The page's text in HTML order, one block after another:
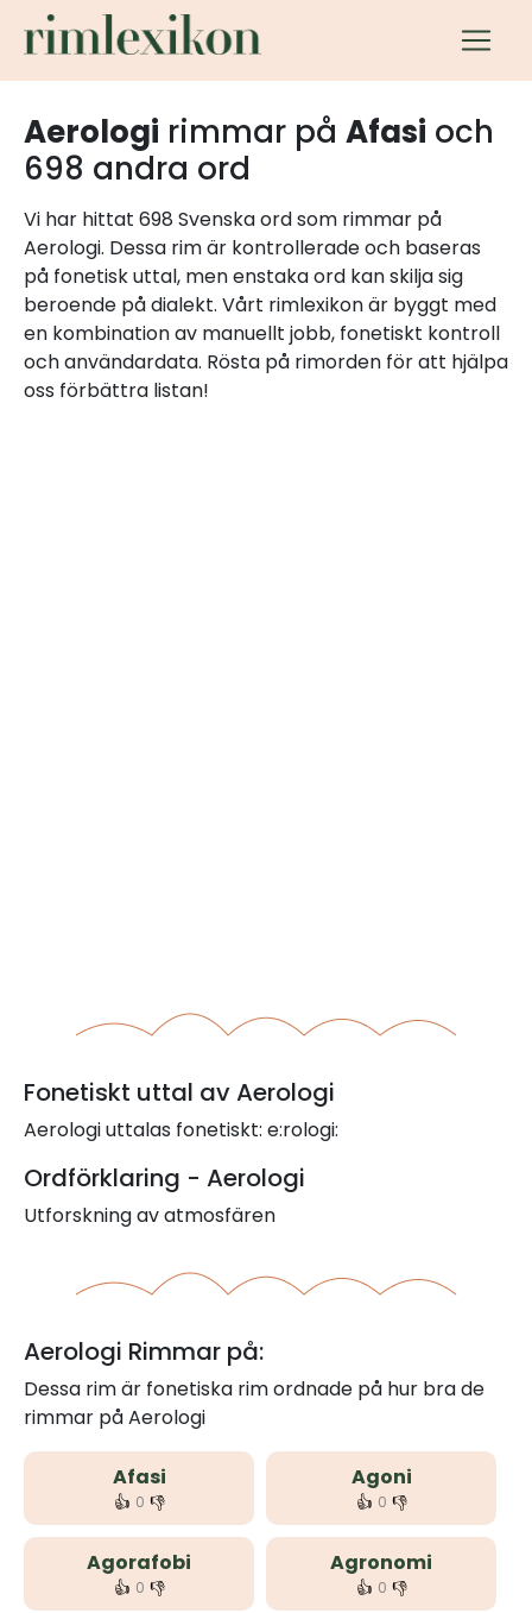
Aerologi rimmar på Afasi och
698 andra ord
Vi har hittat 698 Svenska ord som rimmar på
Aerologi. Dessa rim är kontrollerade och baseras
på fonetisk uttal, men enstaka ord kan skilja sig
beroende på dialekt. Vårt rimlexikon är byggt med
en kombination av manuellt jobb, fonetiskt kontroll
och användardata. Rösta på rimorden för att hjälpa
oss förbättra listan!
Fonetiskt uttal av Aerologi
Aerologi uttalas fonetiskt: e:rologi:
Ordförklaring - Aerologi
Utforskning av atmosfären
Aerologi Rimmar på:
Dessa rim är fonetiska rim ordnade på hur bra de
rimmar på Aerologi
Afasi
👍 0 👎
Agoni
👍 0 👎
Agorafobi
👍 0 👎
Agronomi
👍 0 👎